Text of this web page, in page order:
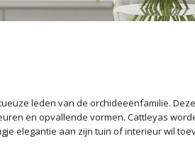
leden van de orchideeënfamilie.
en opvallende vormen. Cattleyas
elegantie aan zijn tuin of interieur wil